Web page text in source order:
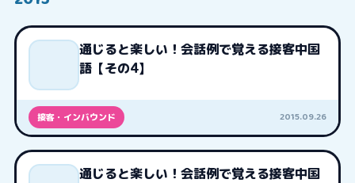
通じると楽しい！会話例で覚える接客中国
語【その4】
接客・インバウンド 2015.09.26
通じると楽しい！会話例で覚える接客中国